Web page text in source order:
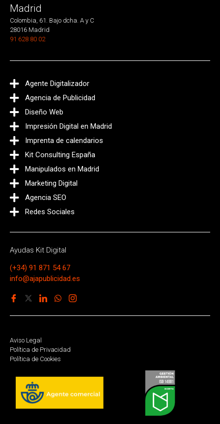
Madrid
Colombia, 61. Bajo dcha. A y C
28016 Madrid
91 628 80 02
Agente Digitalizador
Agencia de Publicidad
Diseño Web
Impresión Digital en Madrid
Imprenta de calendarios
Kit Consulting España
Manipulados en Madrid
Marketing Digital
Agencia SEO
Redes Sociales
Ayudas Kit Digital
(+34) 91 871 54 67
info@ajapublicidad.es
Aviso Legal
Política de Privacidad
Política de Cookies